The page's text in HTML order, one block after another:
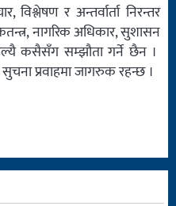
र अन्तर्वार्ता निरन्तर
नागरिक अधिकार, सुशासन
कसैसँग सम्झौता गर्ने छैन ।
प्रवाहमा जागरुक रहन्छ ।